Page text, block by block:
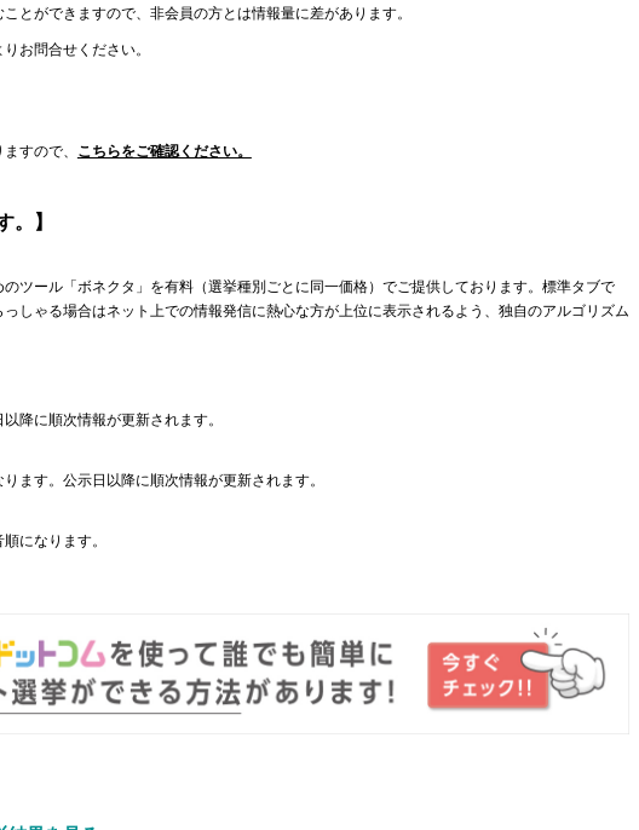
とができますので、非会員の方とは情報量に差があります。
りお問合せください。
すので、 こちらをご確認ください。
。】
ツール「ボネクタ」を有料（選挙種別ごとに同一価格）でご提供しております。標準タブで
しゃる場合はネット上での情報発信に熱心な方が上位に表示されるよう、独自のアルゴリズム
降に順次情報が更新されます。
ます。公示日以降に順次情報が更新されます。
になります。